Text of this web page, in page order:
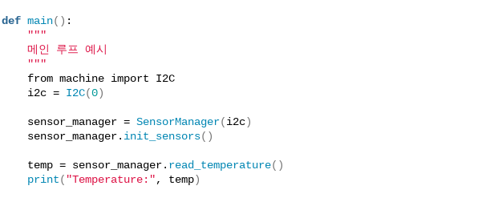
def main() :
"""
    메인 루프 예시
    "
""
    from machine import I2C
    i2c =
I2C(0)
    sensor_manager =
SensorManager(i2c)
    sensor_manager.
init_sensors()
    temp = sensor_manager.
read_temperature()
print( "Temperature:", temp)